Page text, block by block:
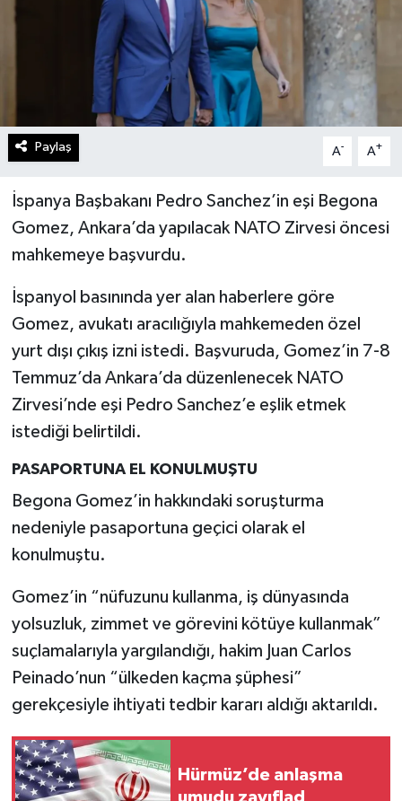
Paylaş A- A+
İspanya Başbakanı Pedro Sanchez’in eşi Begona
Gomez, Ankara’da yapılacak NATO Zirvesi öncesi
mahkemeye başvurdu.
İspanyol basınında yer alan haberlere göre
Gomez, avukatı aracılığıyla mahkemeden özel
yurt dışı çıkış izni istedi. Başvuruda, Gomez’in 7-8
Temmuz’da Ankara’da düzenlenecek NATO
Zirvesi’nde eşi Pedro Sanchez’e eşlik etmek
istediği belirtildi.
PASAPORTUNA EL KONULMUŞTU
Begona Gomez’in hakkındaki soruşturma
nedeniyle pasaportuna geçici olarak el
konulmuştu.
Gomez’in “nüfuzunu kullanma, iş dünyasında
yolsuzluk, zimmet ve görevini kötüye kullanmak”
suçlamalarıyla yargılandığı, hakim Juan Carlos
Peinado’nun “ülkeden kaçma şüphesi”
gerekçesiyle ihtiyati tedbir kararı aldığı aktarıldı.
Hürmüz’de anlaşma
umudu zayıflad